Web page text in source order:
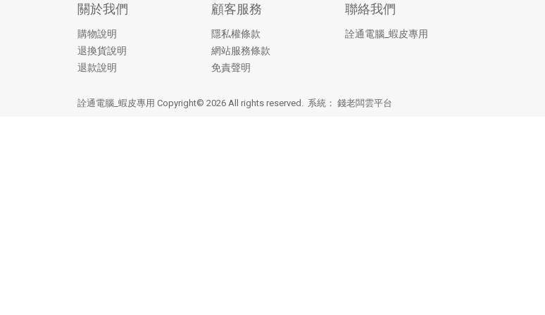
關於我們
購物說明
退換貨說明
退款說明
顧客服務
隱私權條款
網站服務條款
免責聲明
聯絡我們
詮通電腦_蝦皮專用
詮通電腦_蝦皮專用 Copyright© 2026 All rights reserved. 系統： 錢老闆雲平台